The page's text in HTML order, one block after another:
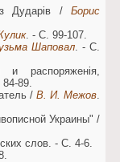
Дударів /Борис
. - С. 99-107.
Шаповал . - С.
и распоряженія,
89.
/ В. И. Межов
Украины" /
слов. - С. 4-6.